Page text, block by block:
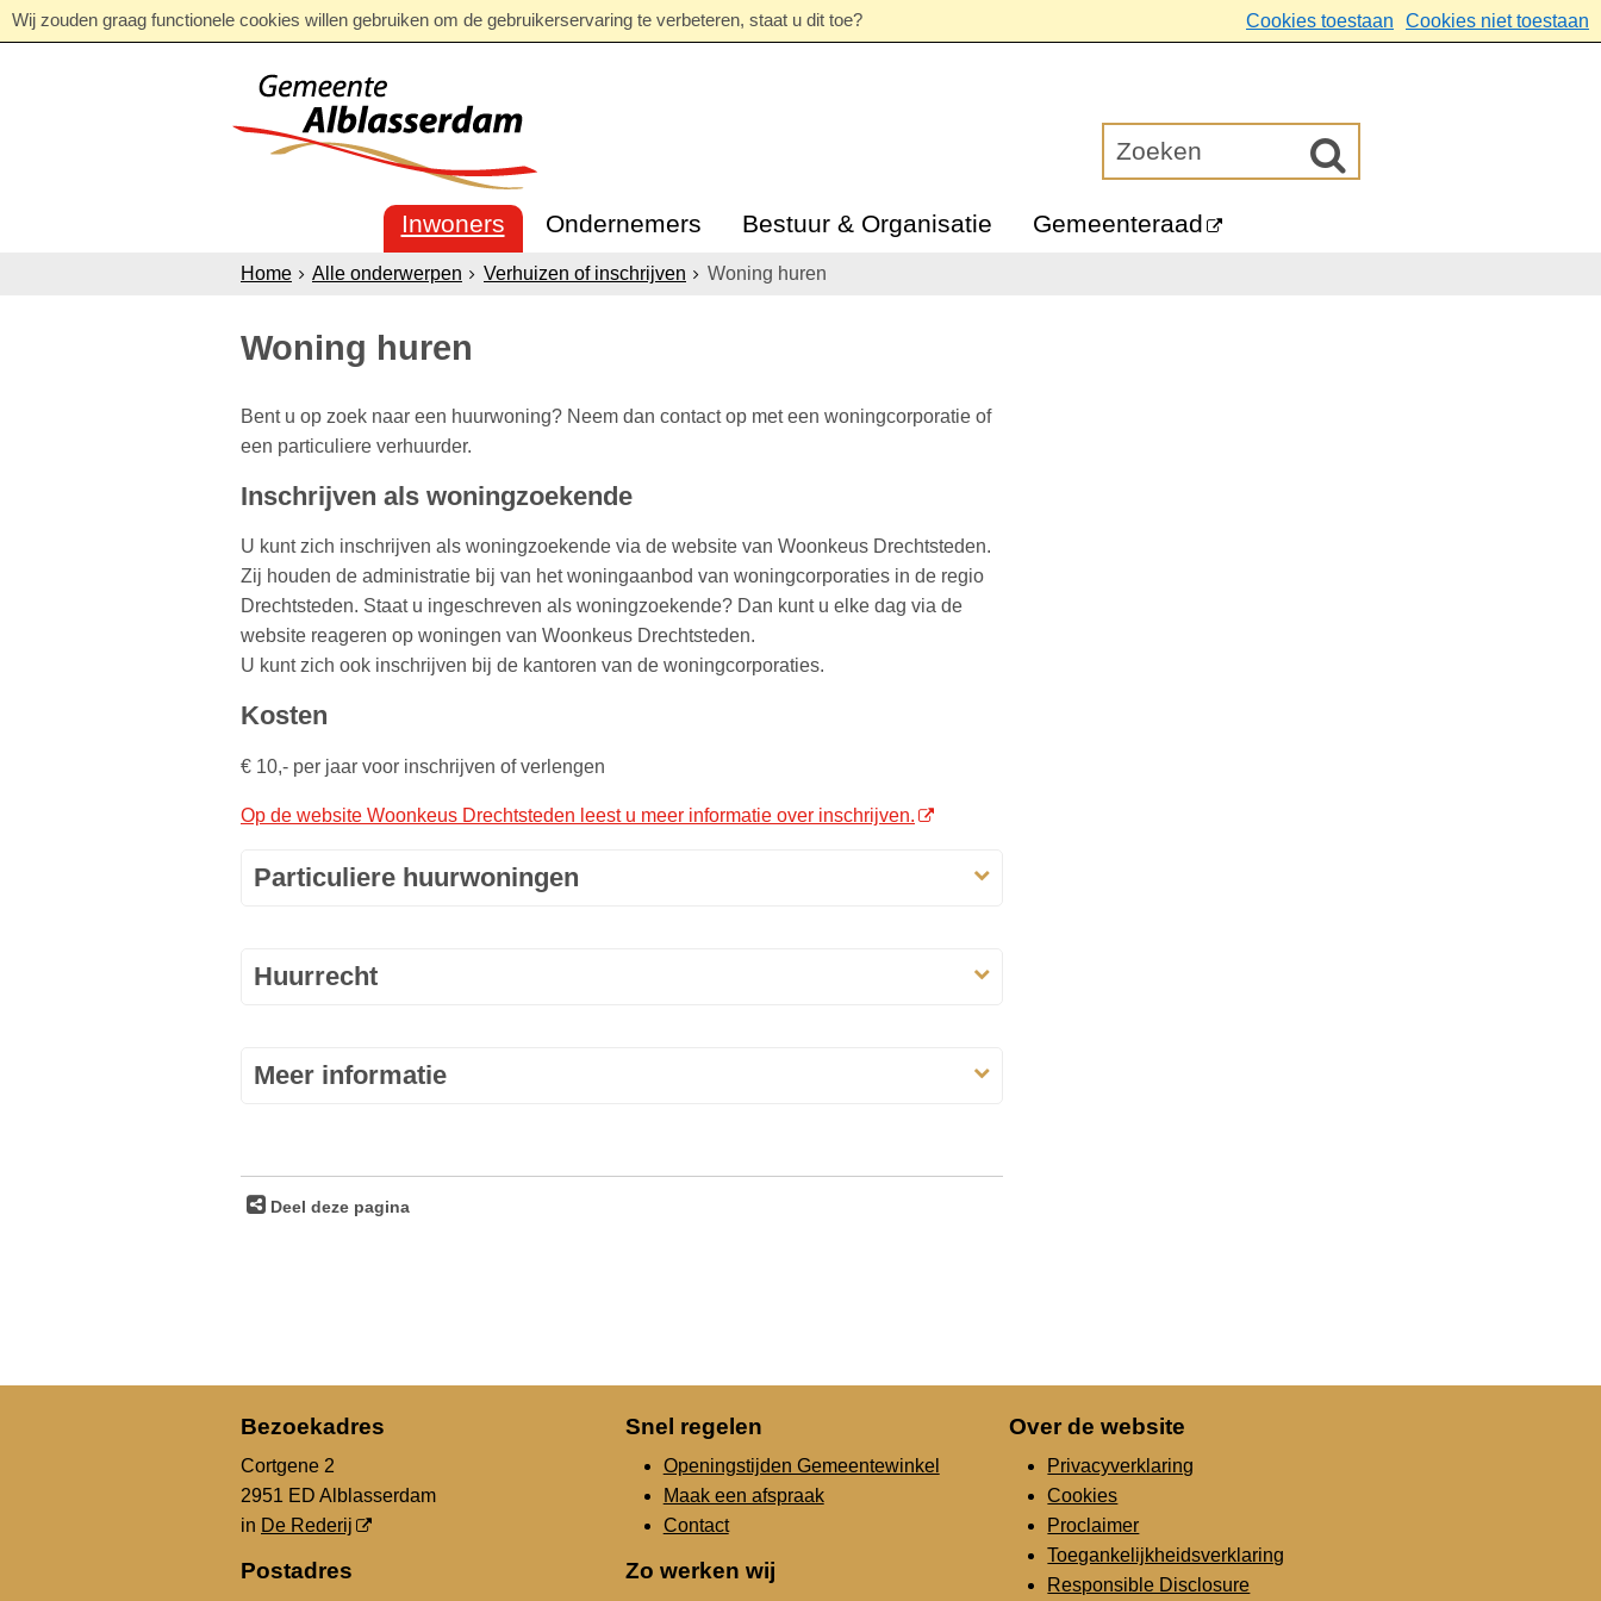
Wij zouden graag functionele cookies willen gebruiken om de gebruikerservaring te verbeteren, staat u dit toe? Cookies toestaan Cookies niet toestaan
Inwoners Ondernemers Bestuur & Organisatie Gemeenteraad
Home Alle onderwerpen Verhuizen of inschrijven Woning huren
Woning huren
Bent u op zoek naar een huurwoning? Neem dan contact op met een woningcorporatie of
een particuliere verhuurder.
Inschrijven als woningzoekende
U kunt zich inschrijven als woningzoekende via de website van Woonkeus Drechtsteden.
Zij houden de administratie bij van het woningaanbod van woningcorporaties in de regio
Drechtsteden. Staat u ingeschreven als woningzoekende? Dan kunt u elke dag via de
website reageren op woningen van Woonkeus Drechtsteden.
U kunt zich ook inschrijven bij de kantoren van de woningcorporaties.
Kosten
€ 10,- per jaar voor inschrijven of verlengen
Op de website Woonkeus Drechtsteden leest u meer informatie over inschrijven.
Particuliere huurwoningen
Huurrecht
Meer informatie
Deel deze pagina
Bezoekadres
Cortgene 2
2951 ED Alblasserdam
in De Rederij
Postadres
Snel regelen
Openingstijden Gemeentewinkel
Maak een afspraak
Contact
Zo werken wij
Over de website
Privacyverklaring
Cookies
Proclaimer
Toegankelijkheidsverklaring
Responsible Disclosure